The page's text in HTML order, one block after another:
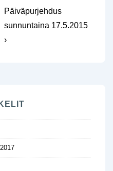
Seuraava
artikkeli
Päiväpurjehdus
sunnuntaina 17.5.2015
›